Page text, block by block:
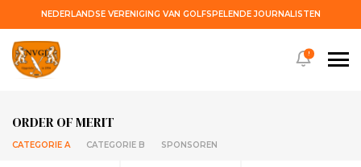
NEDERLANDSE VERENIGING VAN GOLFSPELENDE JOURNALISTEN
ORDER OF MERIT
CATEGORIE A CATEGORIE B SPONSOREN
!